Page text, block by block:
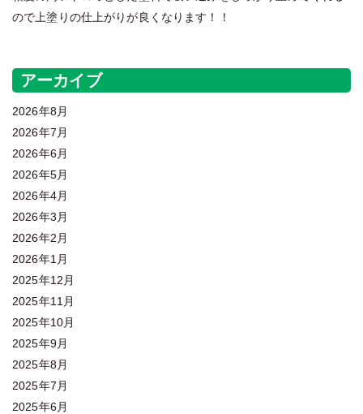
ので上塗りの仕上がりが良くなります！！
アーカイブ
2026年8月
2026年7月
2026年6月
2026年5月
2026年4月
2026年3月
2026年2月
2026年1月
2025年12月
2025年11月
2025年10月
2025年9月
2025年8月
2025年7月
2025年6月